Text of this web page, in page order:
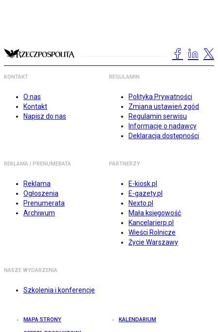
KONTAKT
O nas
Kontakt
Napisz do nas
REGULAMIN
Polityka Prywatności
Zmiana ustawień zgód
Regulamin serwisu
Informacje o nadawcy
Deklaracja dostępności
REKLAMA I PRENUMERATA
Reklama
Ogłoszenia
Prenumerata
Archiwum
PARTNERZY
E-kiosk.pl
E-gazety.pl
Nexto.pl
Mała księgowość
Kancelarierp.pl
Wieści Rolnicze
Życie Warszawy
NASZE WYDARZENIA
Szkolenia i konferencje
MAPA STRONY KALENDARIUM